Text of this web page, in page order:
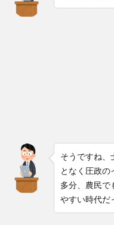
そうですね、
となく圧政の
多分、農民で
やすい時代だ